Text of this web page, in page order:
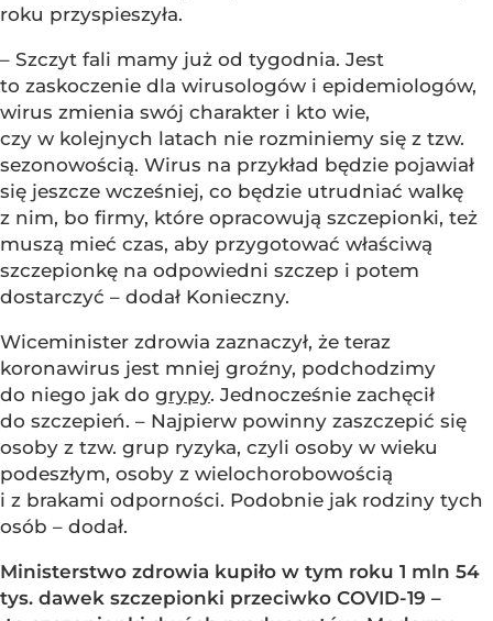
roku przyspieszyła.
– Szczyt fali mamy już od tygodnia. Jest
to zaskoczenie dla wirusologów i epidemiologów,
wirus zmienia swój charakter i kto wie,
czy w kolejnych latach nie rozminiemy się z tzw.
sezonowością. Wirus na przykład będzie pojawiał
się jeszcze wcześniej, co będzie utrudniać walkę
z nim, bo firmy, które opracowują szczepionki, też
muszą mieć czas, aby przygotować właściwą
szczepionkę na odpowiedni szczep i potem
dostarczyć – dodał Konieczny.
Wiceminister zdrowia zaznaczył, że teraz
koronawirus jest mniej groźny, podchodzimy
do niego jak do grypy. Jednocześnie zachęcił
do szczepień. – Najpierw powinny zaszczepić się
osoby z tzw. grup ryzyka, czyli osoby w wieku
podeszłym, osoby z wielochorobowością
i z brakami odporności. Podobnie jak rodziny tych
osób – dodał.
Ministerstwo zdrowia kupiło w tym roku 1 mln 54
tys. dawek szczepionki przeciwko COVID-19 –